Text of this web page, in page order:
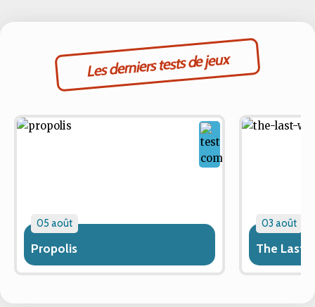
Les derniers tests de jeux
05 août
Propolis
03 août
The Last